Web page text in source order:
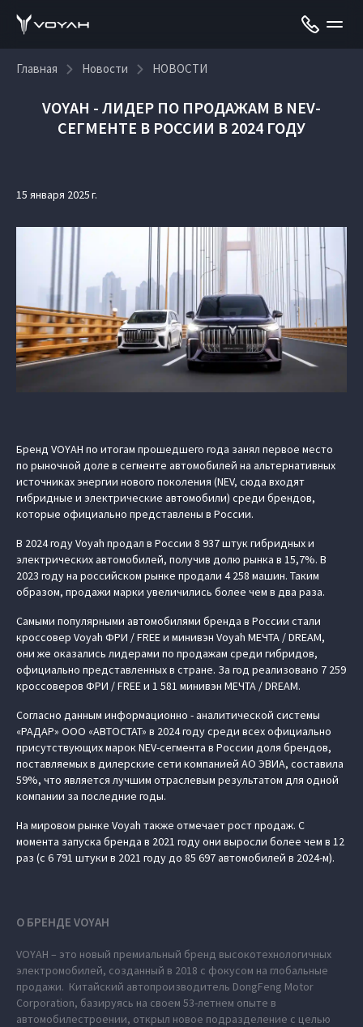
Главная Новости НОВОСТИ
VOYAH - ЛИДЕР ПО ПРОДАЖАМ В NEV-
СЕГМЕНТЕ В РОССИИ В 2024 ГОДУ
15 января 2025 г.
Бренд VOYAH по итогам прошедшего года занял первое место
по рыночной доле в сегменте автомобилей на альтернативных
источниках энергии нового поколения (NEV, сюда входят
гибридные и электрические автомобили) среди брендов,
которые официально представлены в России.
В 2024 году Voyah продал в России 8 937 штук гибридных и
электрических автомобилей, получив долю рынка в 15,7%. В
2023 году на российском рынке продали 4 258 машин. Таким
образом, продажи марки увеличились более чем в два раза.
Самыми популярными автомобилями бренда в России стали
кроссовер Voyah ФРИ / FREE и минивэн Voyah МЕЧТА / DREAM,
они же оказались лидерами по продажам среди гибридов,
официально представленных в стране. За год реализовано 7 259
кроссоверов ФРИ / FREE и 1 581 минивэн МЕЧТА / DREAM.
Согласно данным информационно - аналитической системы
«РАДАР» ООО «АВТОСТАТ» в 2024 году среди всех официально
присутствующих марок NEV-сегмента в России доля брендов,
поставляемых в дилерские сети компанией АО ЭВИА, составила
59%, что является лучшим отраслевым результатом для одной
компании за последние годы.
На мировом рынке Voyah также отмечает рост продаж. С
момента запуска бренда в 2021 году они выросли более чем в 12
раз (с 6 791 штуки в 2021 году до 85 697 автомобилей в 2024-м).
О БРЕНДЕ VOYAH
VOYAH – это новый премиальный бренд высокотехнологичных
электромобилей, созданный в 2018 с фокусом на глобальные
продажи. Китайский автопроизводитель DongFeng Motor
Corporation, базируясь на своем 53-летнем опыте в
автомобилестроении, открыл новое подразделение с целью